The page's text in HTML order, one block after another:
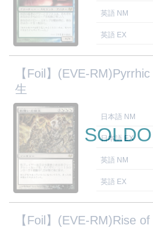
英語 NM
英語 EX
【Foil】(EVE-
生
日本語 NM
日本語 EX
英語 NM
英語 EX
【Foil】(EVE-RM)Rise